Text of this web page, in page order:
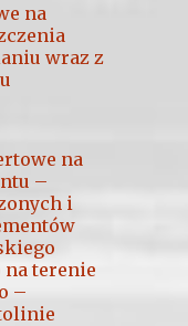
na
wraz z
na
–
i
terenie
–